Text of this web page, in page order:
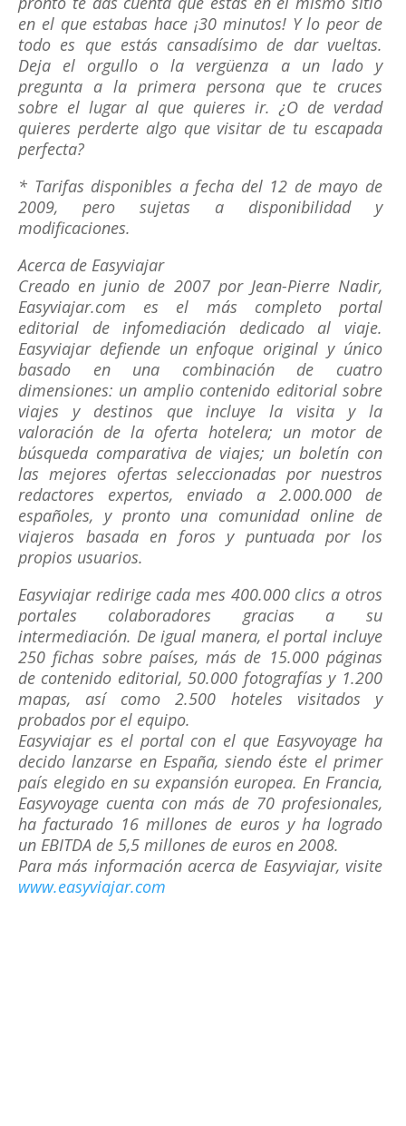
en el que estabas hace ¡30 minutos! Y lo peor de
todo es que estás cansadísimo de dar vueltas.
Deja el orgullo o la vergüenza a un lado y
pregunta a la primera persona que te cruces
sobre el lugar al que quieres ir. ¿O de verdad
quieres perderte algo que visitar de tu escapada
perfecta?
* Tarifas disponibles a fecha del 12 de mayo de
2009, pero sujetas a disponibilidad y
modificaciones.
Acerca de Easyviajar
Creado en junio de 2007 por Jean-Pierre Nadir,
Easyviajar.com es el más completo portal
editorial de infomediación dedicado al viaje.
Easyviajar defiende un enfoque original y único
basado en una combinación de cuatro
dimensiones: un amplio contenido editorial sobre
viajes y destinos que incluye la visita y la
valoración de la oferta hotelera; un motor de
búsqueda comparativa de viajes; un boletín con
las mejores ofertas seleccionadas por nuestros
redactores expertos, enviado a 2.000.000 de
españoles, y pronto una comunidad online de
viajeros basada en foros y puntuada por los
propios usuarios.
Easyviajar redirige cada mes 400.000 clics a otros
portales colaboradores gracias a su
intermediación. De igual manera, el portal incluye
250 fichas sobre países, más de 15.000 páginas
de contenido editorial, 50.000 fotografías y 1.200
mapas, así como 2.500 hoteles visitados y
probados por el equipo.
Easyviajar es el portal con el que Easyvoyage ha
decido lanzarse en España, siendo éste el primer
país elegido en su expansión europea. En Francia,
Easyvoyage cuenta con más de 70 profesionales,
ha facturado 16 millones de euros y ha logrado
un EBITDA de 5,5 millones de euros en 2008.
Para más información acerca de Easyviajar, visite
www.easyviajar.com